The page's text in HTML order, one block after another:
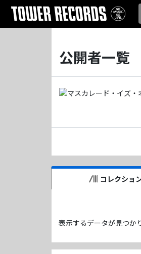
公開者一覧
コレクショ
表示するデータが見つか